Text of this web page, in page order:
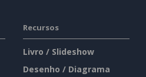
Recursos
Livro / Slideshow
Desenho / Diagrama